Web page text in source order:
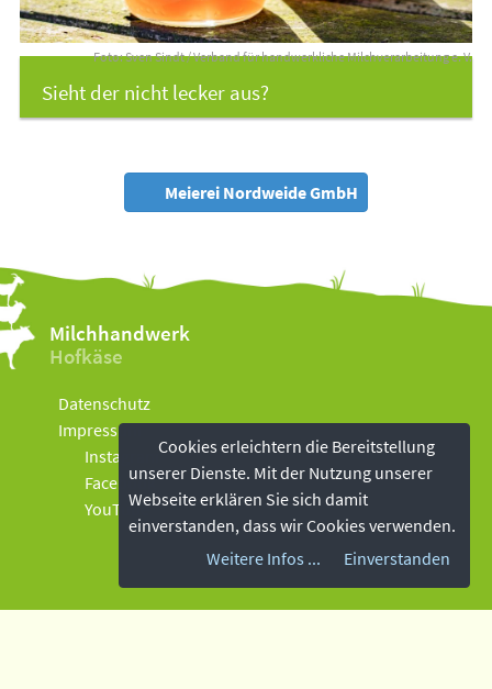
Foto: Sven Sindt / Verband für handwerkliche Milchverarbeitung e. V.
Sieht der nicht lecker aus?
Meierei Nordweide GmbH
Cookies erleichtern die Bereitstellung
unserer Dienste. Mit der Nutzung unserer
Webseite erklären Sie sich damit
einverstanden, dass wir Cookies verwenden.
Weitere Infos ...
Einverstanden
Milchhandwerk
Hofkäse
Datenschutz
Impressum
Instagram
Facebook
YouTube